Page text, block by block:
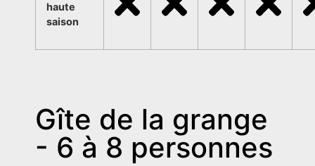
haute
saison
Gîte de la grange
- 6 à 8 personnes